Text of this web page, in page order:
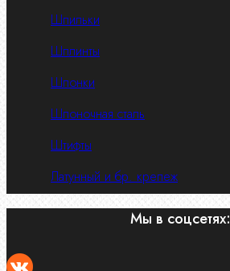
Шпильки
Шплинты
Шпонки
Шпоночная сталь
Штифты
Латунный и бр. крепеж
Мы в соцсетях: